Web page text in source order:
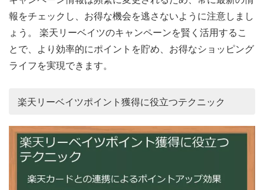
報をチェックし、お得な機会を逃さないように注意しまし
ょう。 楽天リーベイツのキャンペーンを賢く活用するこ
とで、より効率的にポイントを貯め、お得なショッピング
ライフを実現できます。
楽天リーベイツポイント獲得に役立つテクニック